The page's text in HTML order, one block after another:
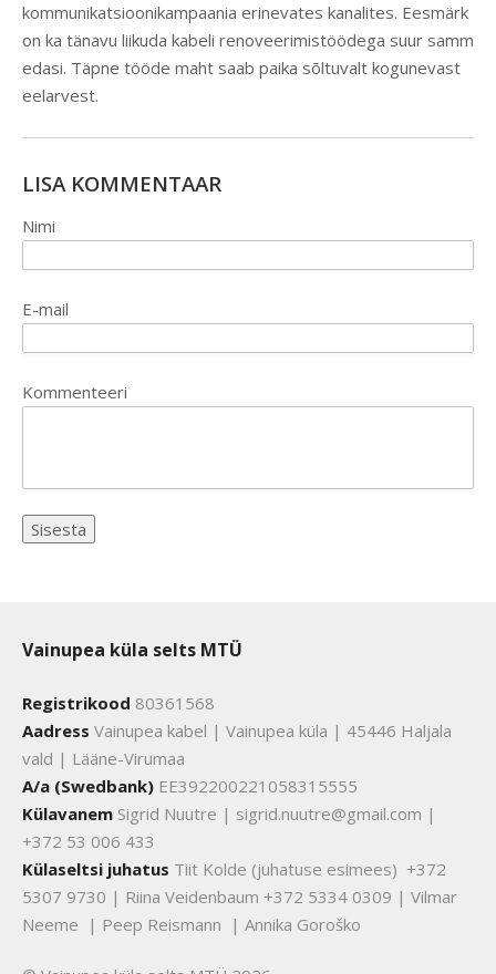
kommunikatsioonikampaania erinevates kanalites. Eesmärk
on ka tänavu liikuda kabeli renoveerimistöödega suur samm
edasi. Täpne tööde maht saab paika sõltuvalt kogunevast
eelarvest.
LISA KOMMENTAAR
Nimi
E-mail
Kommenteeri
Vainupea küla selts MTÜ
Registrikood 80361568
Aadress Vainupea kabel | Vainupea küla | 45446 Haljala
vald | Lääne-Virumaa
A/a (Swedbank) EE392200221058315555
Külavanem Sigrid Nuutre | sigrid.nuutre@gmail.com |
+372 53 006 433
Külaseltsi juhatus Tiit Kolde (juhatuse esimees) +372
5307 9730 | Riina Veidenbaum +372 5334 0309 | Vilmar
Neeme | Peep Reismann | Annika Goroško